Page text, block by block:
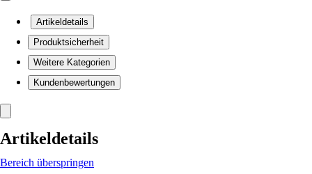
Artikeldetails
Produktsicherheit
Weitere Kategorien
Kundenbewertungen
Artikeldetails
Bereich überspringen